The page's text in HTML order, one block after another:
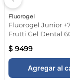
Fluorogel
Fluorogel Junior
Frutti Gel Dental
$ 9499
Agregar al